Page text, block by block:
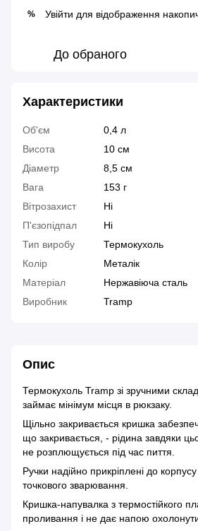
% Увійти для відображення
До обраного
Характеристики
Об'єм
0,4 л
Висота
10 см
Діаметр
8,5 см
Вага
153 г
Вітрозахист
Ні
П'єзопідпал
Ні
Тип виробу
Термокухоль
Колір
Металік
Матеріал
Нержавіюча сталь
Виробник
Tramp
Опис
Термокухоль Tramp зі зручними
займає мінімум місця в рюкзаку.
Щільно закривається кришка
що закривається, - рідина завдяки
не розплющується під час пиття.
Ручки надійно прикріплені до
точкового зварювання.
Кришка-напувалка з термостійкого
проливання і не дає напою